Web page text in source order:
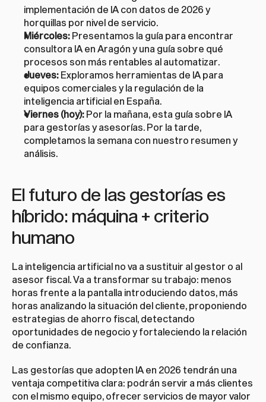
implementación de IA con datos de 2026 y
horquillas por nivel de servicio.
Miércoles: Presentamos la guía para encontrar
consultora IA en Aragón y una guía sobre qué
procesos son más rentables al automatizar.
Jueves: Exploramos herramientas de IA para
equipos comerciales y la regulación de la
inteligencia artificial en España.
Viernes (hoy): Por la mañana, esta guía sobre IA
para gestorías y asesorías. Por la tarde,
completamos la semana con nuestro resumen y
análisis.
El futuro de las gestorías es
híbrido: máquina + criterio
humano
La inteligencia artificial no va a sustituir al gestor o al
asesor fiscal. Va a transformar su trabajo: menos
horas frente a la pantalla introduciendo datos, más
horas analizando la situación del cliente, proponiendo
estrategias de ahorro fiscal, detectando
oportunidades de negocio y fortaleciendo la relación
de confianza.
Las gestorías que adopten IA en 2026 tendrán una
ventaja competitiva clara: podrán servir a más clientes
con el mismo equipo, ofrecer servicios de mayor valor